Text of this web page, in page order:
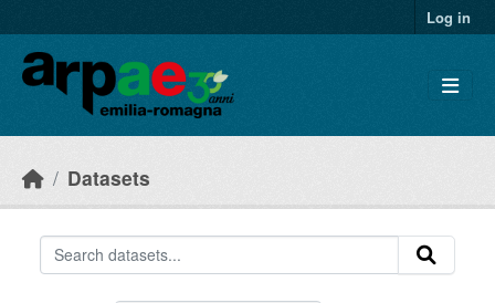
Log in
Datasets